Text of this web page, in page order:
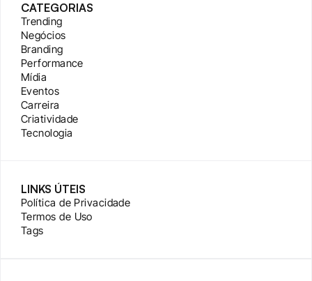
CATEGORIAS
Trending
Negócios
Branding
Performance
Mídia
Eventos
Carreira
Criatividade
Tecnologia
LINKS ÚTEIS
Política de Privacidade
Termos de Uso
Tags